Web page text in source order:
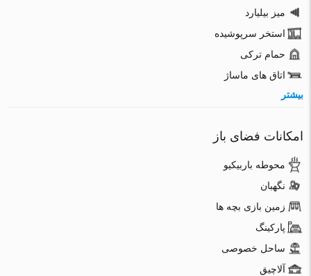
میز بیلیارد
استخر سرپوشیده
حمام ترکی
اتاق های ماساژ
بیشتر
امکانات فضای باز
محوطه باربیکیو
نگهبان
زمین بازی بچه ها
پارکینگ
ساحل خصوصی
آلاچیق